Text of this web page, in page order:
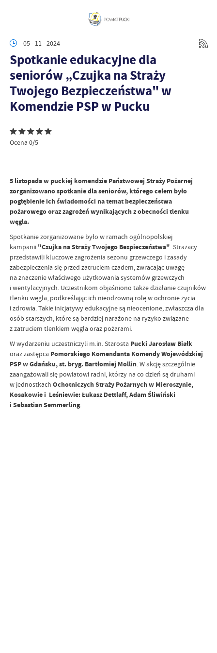
05 - 11 - 2024
Spotkanie edukacyjne dla
seniorów „Czujka na Straży
Twojego Bezpieczeństwa" w
Komendzie PSP w Pucku
Ocena 0/5
5 listopada w puckiej komendzie Państwowej Straży Pożarnej
zorganizowano spotkanie dla seniorów, którego celem było
pogłębienie ich świadomości na temat bezpieczeństwa
pożarowego oraz zagrożeń wynikających z obecności tlenku
węgla.
Spotkanie zorganizowane było w ramach ogólnopolskiej
kampanii "Czujka na Straży Twojego Bezpieczeństwa". Strażacy
przedstawili kluczowe zagrożenia sezonu grzewczego i zasady
zabezpieczenia się przed zatruciem czadem, zwracając uwagę
na znaczenie właściwego użytkowania systemów grzewczych
i wentylacyjnych. Uczestnikom objaśniono także działanie czujników
tlenku węgla, podkreślając ich nieodzowną rolę w ochronie życia
i zdrowia. Takie inicjatywy edukacyjne są nieocenione, zwłaszcza dla
osób starszych, które są bardziej narażone na ryzyko związane
z zatruciem tlenkiem węgla oraz pożarami.
W wydarzeniu uczestniczyli m.in. Starosta Pucki Jarosław Białk
oraz zastępca Pomorskiego Komendanta Komendy Wojewódzkiej
PSP w Gdańsku, st. bryg. Bartłomiej Mollin. W akcję szczególnie
zaangażowali się powiatowi radni, którzy na co dzień są druhami
w jednostkach Ochotniczych Straży Pożarnych w Mieroszynie,
Kosakowie i Leśniewie: Łukasz Dettlaff, Adam Śliwiński
i Sebastian Semmerling.